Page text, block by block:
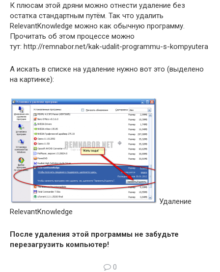
К плюсам этой дряни можно отнести удаление без
остатка стандартным путём. Так что удалить
RelevantKnowledge можно как обычную программу.
Прочитать об этом процессе можно
тут: http://remnabor.net/kak-udalit-programmu-s-kompyutera
А искать в списке на удаление нужно вот это (выделено
на картинке):
Удаление
RelevantKnowledge
После удаления этой программы не забудьте
перезагрузить компьютер!
0